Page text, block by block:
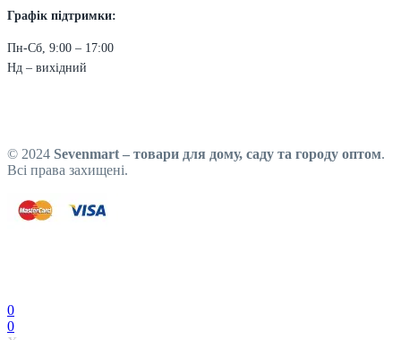
Графік підтримки:
Пн-Сб, 9:00 – 17:00
Нд – вихідний
© 2024 Sevenmart – товари для дому, саду та городу оптом.
Всі права захищені.
0
0